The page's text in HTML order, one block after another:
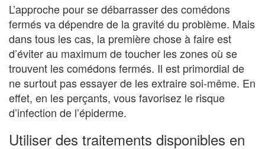
L’approche pour se débarrasser des comédons
fermés va dépendre de la gravité du problème. Mais
dans tous les cas, la première chose à faire est
d’éviter au maximum de toucher les zones où se
trouvent les comédons fermés. Il est primordial de
ne surtout pas essayer de les extraire soi-même. En
effet, en les perçants, vous favorisez le risque
d’infection de l’épiderme.
Utiliser des traitements disponibles en